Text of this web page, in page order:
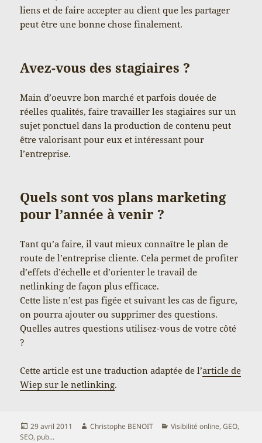
liens et de faire accepter au client que les partager
peut être une bonne chose finalement.
Avez-vous des stagiaires ?
Main d’oeuvre bon marché et parfois douée de
réelles qualités, faire travailler les stagiaires sur un
sujet ponctuel dans la production de contenu peut
être valorisant pour eux et intéressant pour
l’entreprise.
Quels sont vos plans marketing
pour l’année à venir ?
Tant qu’a faire, il vaut mieux connaître le plan de
route de l’entreprise cliente. Cela permet de profiter
d’effets d’échelle et d’orienter le travail de
netlinking de façon plus efficace.
Cette liste n’est pas figée et suivant les cas de figure,
on pourra ajouter ou supprimer des questions.
Quelles autres questions utilisez-vous de votre côté
?
Cette article est une traduction adaptée de l’article de
Wiep sur le netlinking.
Publié
le
29 avril 2011 Auteur
Christophe BENOIT Catégories
Visibilité online, GEO,
SEO, pub...